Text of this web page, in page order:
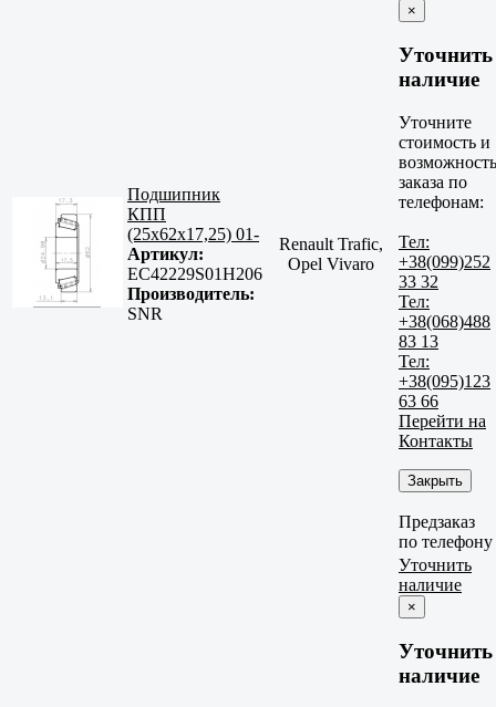
Подшипник
КПП
(25x62x17,25) 01-
Артикул:
EC42229S01H206
Производитель:
SNR
Renault Trafic,
Opel Vivaro
×
Уточнить
наличие
Уточните
стоимость и
возможность
заказа по
телефонам:
Тел:
+38(099)252
33 32
Тел:
+38(068)488
83 13
Тел:
+38(095)123
63 66
Перейти на
Контакты
Закрыть
Предзаказ
по телефону
Уточнить
наличие
×
Уточнить
наличие